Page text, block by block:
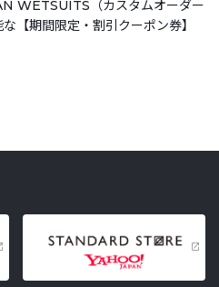
WETSUITS（カスタムオーダー
【期間限定・割引クーポン券】